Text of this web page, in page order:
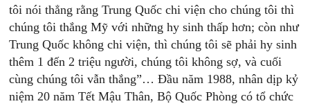
tôi nói thẳng rằng Trung Quốc chi viện cho chúng tôi thì
chúng tôi thắng Mỹ với những hy sinh thấp hơn; còn như
Trung Quốc không chi viện, thì chúng tôi sẽ phải hy sinh
thêm 1 đến 2 triệu người, chúng tôi không sợ, và cuối
cùng chúng tôi vẫn thắng”… Đầu năm 1988, nhân dịp kỷ
niệm 20 năm Tết Mậu Thân, Bộ Quốc Phòng có tổ chức